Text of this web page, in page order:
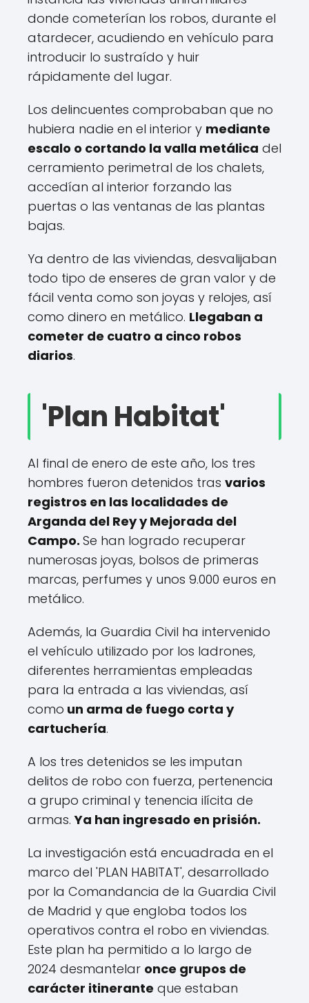
donde cometerían los robos, durante el
atardecer, acudiendo en vehículo para
introducir lo sustraído y huir
rápidamente del lugar.
Los delincuentes comprobaban que no
hubiera nadie en el interior y mediante
escalo o cortando la valla metálica del
cerramiento perimetral de los chalets,
accedían al interior forzando las
puertas o las ventanas de las plantas
bajas.
Ya dentro de las viviendas, desvalijaban
todo tipo de enseres de gran valor y de
fácil venta como son joyas y relojes, así
como dinero en metálico. Llegaban a
cometer de cuatro a cinco robos
diarios.
'Plan Habitat'
Al final de enero de este año, los tres
hombres fueron detenidos tras varios
registros en las localidades de
Arganda del Rey y Mejorada del
Campo. Se han logrado recuperar
numerosas joyas, bolsos de primeras
marcas, perfumes y unos 9.000 euros en
metálico.
Además, la Guardia Civil ha intervenido
el vehículo utilizado por los ladrones,
diferentes herramientas empleadas
para la entrada a las viviendas, así
como un arma de fuego corta y
cartuchería.
A los tres detenidos se les imputan
delitos de robo con fuerza, pertenencia
a grupo criminal y tenencia ilícita de
armas.Ya han ingresado en prisión.
La investigación está encuadrada en el
marco del 'PLAN HABITAT', desarrollado
por la Comandancia de la Guardia Civil
de Madrid y que engloba todos los
operativos contra el robo en viviendas.
Este plan ha permitido a lo largo de
2024 desmantelar once grupos de
carácter itinerante que estaban